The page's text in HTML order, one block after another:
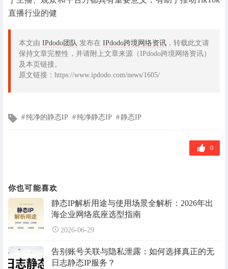
直播行业的健
本文由 IPdodo团队 发布在 IPdodo跨境网络资讯 ，转载此文请
保持文章完整性，并请附上文章来源（IPdodo跨境网络资讯）
及本页链接。
原文链接：https://www.ipdodo.com/news/1605/
文纯净的静态IP 纯净静态IP 静态IP
0
你也可能喜欢
静态IP解析用途与使用场景全解析：2026年出
海企业网络底座选型指南
2026-06-29
告别账号关联与隐私泄露：如何选择真正的无
日志静态IP服务？